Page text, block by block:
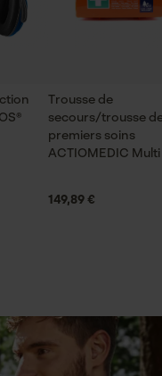
vert olive
Trousse de
secours/trousse
premiers soins
ACTIOMEDIC Multi
149,89 €